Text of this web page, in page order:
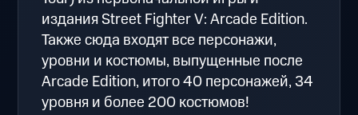
издания Street Fighter V: Arcade Edition.
Также сюда входят все персонажи,
уровни и костюмы, выпущенные после
Arcade Edition, итого 40 персонажей, 34
уровня и более 200 костюмов!